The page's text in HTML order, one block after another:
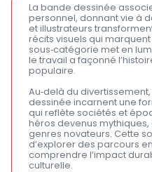
La bande dessinée
personnel, donnant vie à
et illustrateurs
récits visuels qui
sous‑catégorie met en
le travail a façonné
populaire.
Au‑delà du
dessinée incarnent une
qui reflète sociétés et
héros devenus mythiques,
genres novateurs. Cette
d’explorer des parcours
comprendre l’impact
culturelle.